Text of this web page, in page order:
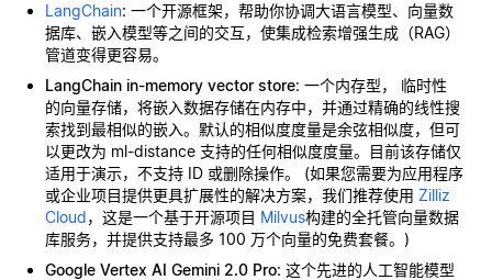
LangChain: 一个开源框架，帮助你协调大语言模型、向量数
据库、嵌入模型等之间的交互，使集成检索增强生成（RAG）
管道变得更容易。
LangChain in-memory vector store: 一个内存型， 临时性
的向量存储，将嵌入数据存储在内存中，并通过精确的线性搜
索找到最相似的嵌入。默认的相似度度量是余弦相似度，但可
以更改为 ml-distance 支持的任何相似度度量。目前该存储仅
适用于演示，不支持 ID 或删除操作。 (如果您需要为应用程序
或企业项目提供更具扩展性的解决方案，我们推荐使用 Zilliz
Cloud，这是一个基于开源项目 Milvus构建的全托管向量数据
库服务，并提供支持最多 100 万个向量的免费套餐。)
Google Vertex AI Gemini 2.0 Pro: 这个先进的人工智能模型